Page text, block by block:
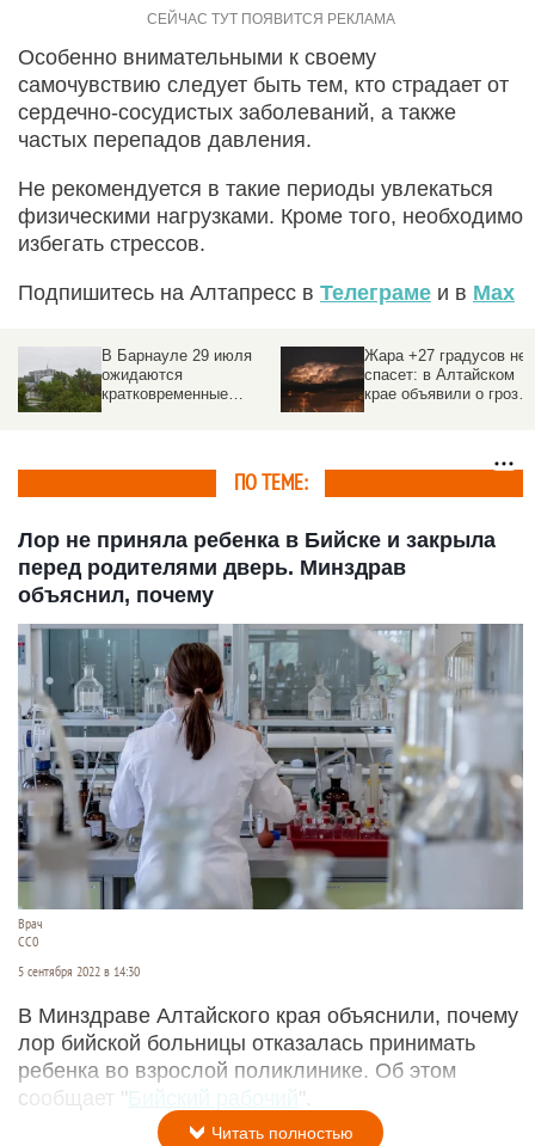
Особенно внимательными к своему
самочувствию следует быть тем, кто страдает от
сердечно-сосудистых заболеваний, а также
частых перепадов давления.
Не рекомендуется в такие периоды увлекаться
физическими нагрузками. Кроме того, необходимо
избегать стрессов.
Подпишитесь на Алтапресс в Телеграме и в Max
Жара +27 градусов не
спасет: в Алтайском
крае объявили о грозах
Жара до +32 и дожди с
грозами: прогноз
погоды в Алтайском
ПО ТЕМЕ:
Лор не приняла ребенка в Бийске и закрыла
перед родителями дверь. Минздрав
объяснил, почему
Врач
СС0
5 сентября 2022 в 14:30
В Минздраве Алтайского края объяснили, почему
лор бийской больницы отказалась принимать
ребенка во взрослой поликлинике. Об этом
сообщает "Бийский рабочий".
Читать полностью